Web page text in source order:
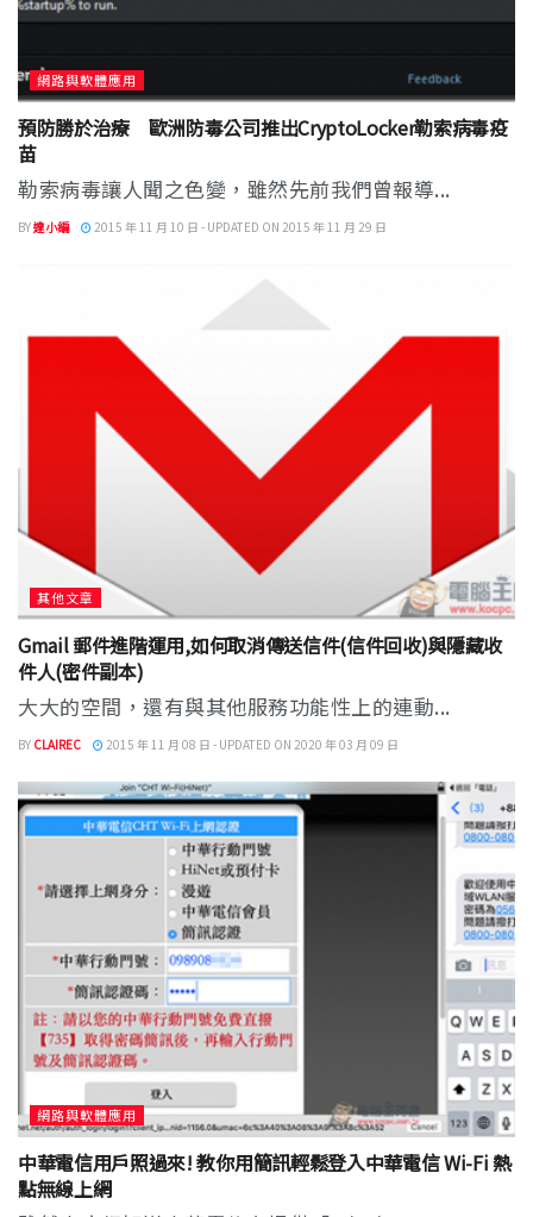
網路與軟體應用
預防勝於治療 歐洲防毒公司推出CryptoLocker勒索病毒疫
苗
勒索病毒讓人聞之色變，雖然先前我們曾報導...
BY達小編 2015 年 11 月 10 日 - UPDATED ON 2015 年 11 月 29 日
其他文章
Gmail 郵件進階運用,如何取消傳送信件(信件回收)與隱藏收
件人(密件副本)
大大的空間，還有與其他服務功能性上的連動...
BY CLAIREC 2015 年 11 月 08 日 - UPDATED ON 2020 年 03 月 09 日
網路與軟體應用
中華電信用戶照過來! 教你用簡訊輕鬆登入中華電信 Wi-Fi 熱
點無線上網